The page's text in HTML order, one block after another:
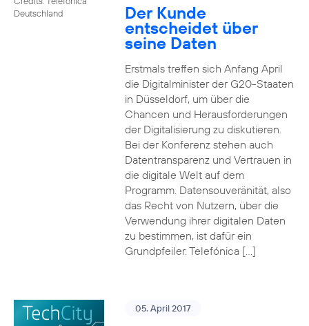
Deutschland
Der Kunde
entscheidet über
seine Daten
Erstmals treffen sich Anfang April
die Digitalminister der G20-Staaten
in Düsseldorf, um über die
Chancen und Herausforderungen
der Digitalisierung zu diskutieren.
Bei der Konferenz stehen auch
Datentransparenz und Vertrauen in
die digitale Welt auf dem
Programm. Datensouveränität, also
das Recht von Nutzern, über die
Verwendung ihrer digitalen Daten
zu bestimmen, ist dafür ein
Grundpfeiler. Telefónica […]
05. April 2017